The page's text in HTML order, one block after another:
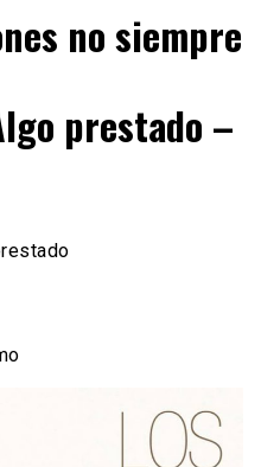
no siempre
prestado –